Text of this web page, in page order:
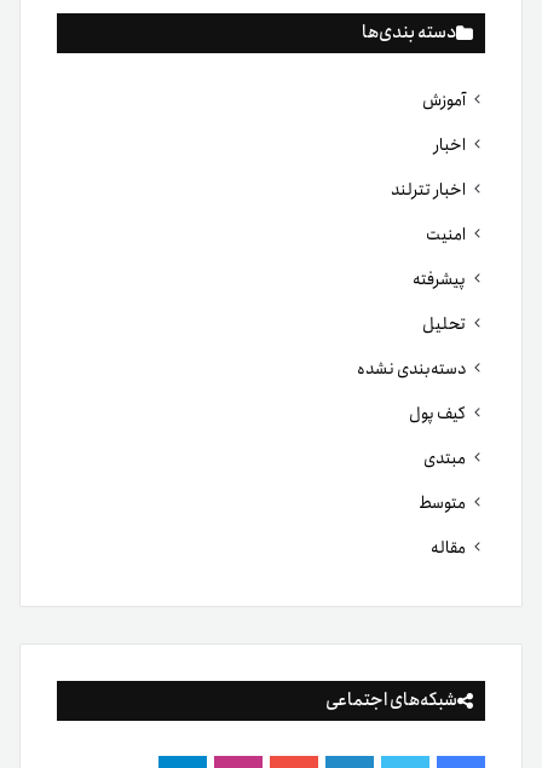
دسته بندی‌ها
آموزش
اخبار
اخبار تترلند
امنیت
پیشرفته
تحلیل
دسته‌بندی نشده
کیف پول
مبتدی
متوسط
مقاله
شبکه‌های اجتماعی